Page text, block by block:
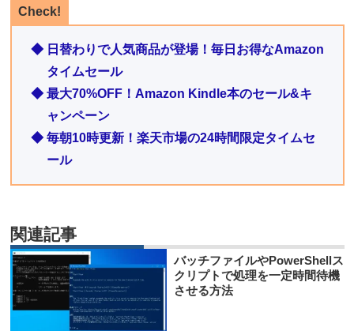
Check!
◆ 日替わりで人気商品が登場！毎日お得なAmazon
タイムセール
◆ 最大70%OFF！Amazon Kindle本のセール&キ
ャンペーン
◆ 毎朝10時更新！楽天市場の24時間限定タイムセ
ール
関連記事
バッチファイルやPowerShellス
クリプトで処理を一定時間待機
させる方法